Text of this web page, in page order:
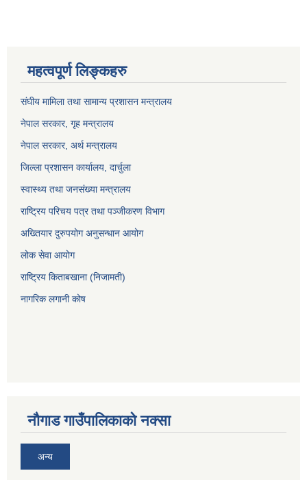
महत्वपूर्ण लिङ्कहरु
संघीय मामिला तथा सामान्य प्रशासन मन्त्रालय
नेपाल सरकार, गृह मन्त्रालय
नेपाल सरकार, अर्थ मन्त्रालय
जिल्ला प्रशासन कार्यालय, दार्चुला
स्वास्थ्य तथा जनसंख्या मन्त्रालय
राष्ट्रिय परिचय पत्र तथा पञ्जीकरण विभाग
अख्तियार दुरुपयोग अनुसन्धान आयोग
लोक सेवा आयोग
राष्ट्रिय किताबखाना (निजामती)
नागरिक लगानी कोष
नौगाड गाउँपालिकाको नक्सा
अन्य